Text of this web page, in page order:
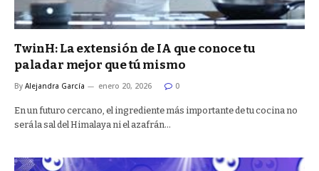
TwinH: La extensión de IA que conoce tu
paladar mejor que tú mismo
By Alejandra García enero 20, 2026 0
En un futuro cercano, el ingrediente más importante de tu cocina no
será la sal del Himalaya ni el azafrán…